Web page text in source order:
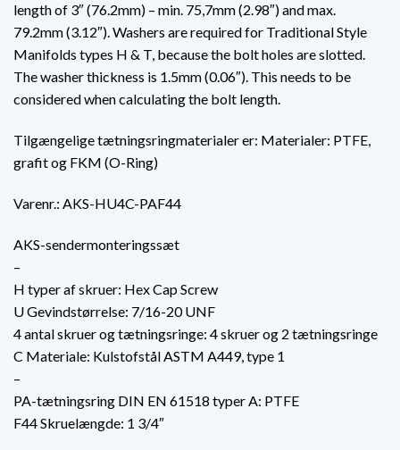
length of 3″ (76.2mm) – min. 75,7mm (2.98″) and max.
79.2mm (3.12″). Washers are required for Traditional Style
Manifolds types H & T, because the bolt holes are slotted.
The washer thickness is 1.5mm (0.06″). This needs to be
considered when calculating the bolt length.
Tilgængelige tætningsringmaterialer er: Materialer: PTFE,
grafit og FKM (O-Ring)
Varenr.: AKS-HU4C-PAF44
AKS-sendermonteringssæt
–
H typer af skruer: Hex Cap Screw
U Gevindstørrelse: 7/16-20 UNF
4 antal skruer og tætningsringe: 4 skruer og 2 tætningsringe
C Materiale: Kulstofstål ASTM A449, type 1
–
PA-tætningsring DIN EN 61518 typer A: PTFE
F44 Skruelængde: 1 3/4″